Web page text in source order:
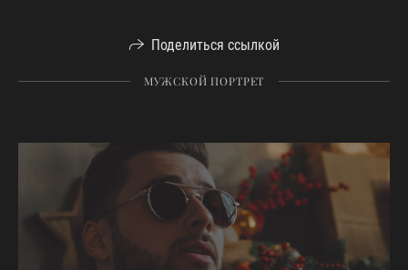
Поделиться ссылкой
МУЖСКОЙ ПОРТРЕТ